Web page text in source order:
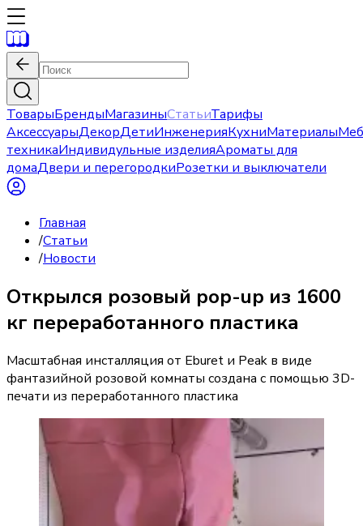
ТоварыБрендыМагазиныСтатьиТарифы
АксессуарыДекорДетиИнженерияКухниМатериалы
техникаИндивидульные изделияАроматы для
домаДвери и перегородкиРозетки и выключатели
Главная
/Статьи
/Новости
Открылся розовый pop-up из 1600
кг переработанного пластика
Масштабная инсталляция от Eburet и Peak в виде
фантазийной розовой комнаты создана с помощью 3D-
печати из переработанного пластика